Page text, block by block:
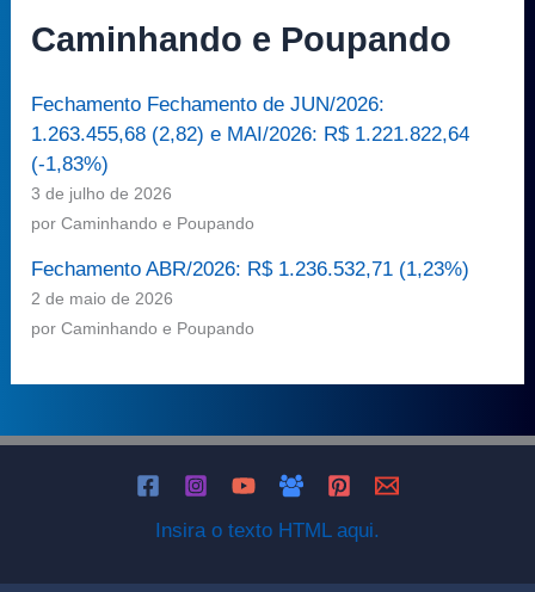
Caminhando e Poupando
Fechamento Fechamento de JUN/2026:
1.263.455,68 (2,82) e MAI/2026: R$ 1.221.822,64
(-1,83%)
3 de julho de 2026
por Caminhando e Poupando
Fechamento ABR/2026: R$ 1.236.532,71 (1,23%)
2 de maio de 2026
por Caminhando e Poupando
Insira o texto HTML aqui.